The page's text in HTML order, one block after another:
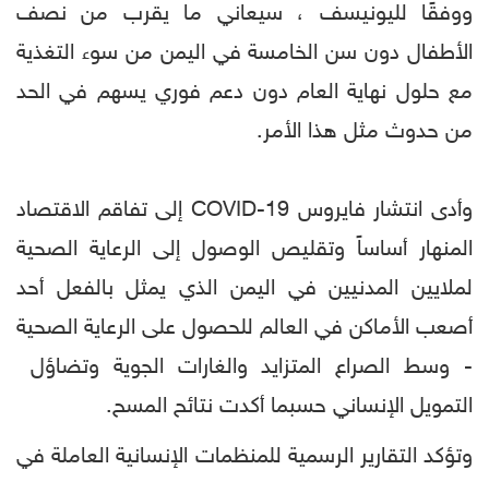
ووفقًا لليونيسف ، سيعاني ما يقرب من نصف
الأطفال دون سن الخامسة في اليمن من سوء التغذية
مع حلول نهاية العام دون دعم فوري يسهم في الحد
من حدوث مثل هذا الأمر.
وأدى انتشار فايروس COVID-19 إلى تفاقم الاقتصاد
المنهار أساساً وتقليص الوصول إلى الرعاية الصحية
لملايين المدنيين في اليمن الذي يمثل بالفعل أحد
أصعب الأماكن في العالم للحصول على الرعاية الصحية
- وسط الصراع المتزايد والغارات الجوية وتضاؤل ​​
التمويل الإنساني حسبما أكدت نتائح المسح.
وتؤكد التقارير الرسمية للمنظمات الإنسانية العاملة في